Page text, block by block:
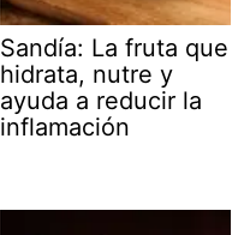
Sandía: La fruta que
hidrata, nutre y
ayuda a reducir la
inflamación